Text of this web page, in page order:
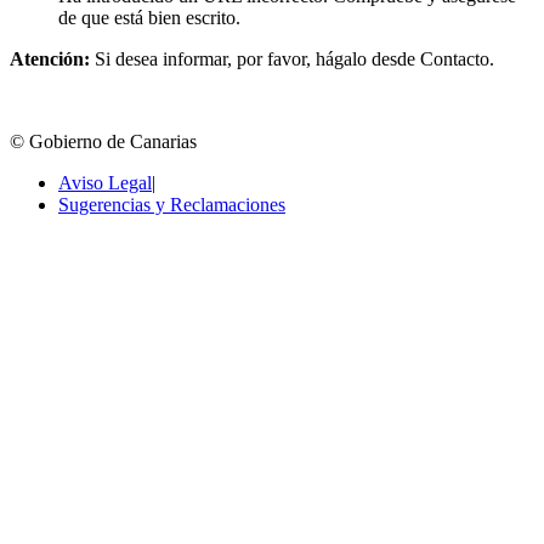
de que está bien escrito.
Atención: Si desea informar, por favor, hágalo desde Contacto.
© Gobierno de Canarias
Aviso Legal|
Sugerencias y Reclamaciones